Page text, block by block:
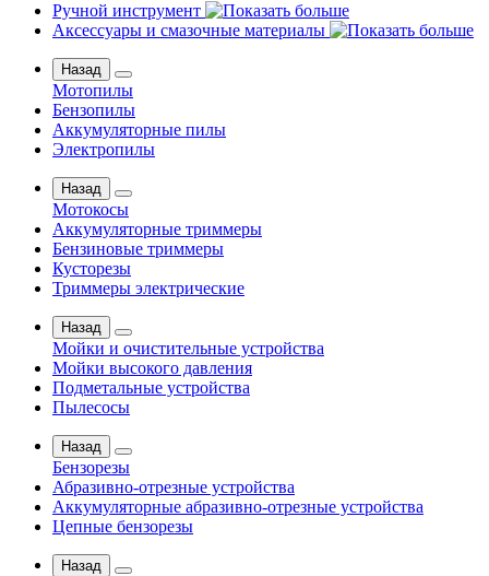
Ручной инструмент
Аксессуары и смазочные материалы
Назад
Мотопилы
Бензопилы
Аккумуляторные пилы
Электропилы
Назад
Мотокосы
Аккумуляторные триммеры
Бензиновые триммеры
Кусторезы
Триммеры электрические
Назад
Мойки и очистительные устройства
Мойки высокого давления
Подметальные устройства
Пылесосы
Назад
Бензорезы
Абразивно-отрезные устройства
Аккумуляторные абразивно-отрезные устройства
Цепные бензорезы
Назад